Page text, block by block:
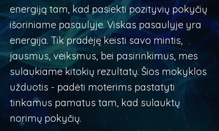
energiją tam, kad pasiekti pozityvių pokyčių
išoriniame pasaulyje. Viskas pasaulyje yra
energija. Tik pradėję keisti savo mintis,
jausmus, veiksmus, bei pasirinkimus, mes
sulaukiame kitokių rezultatų. Šios mokyklos
užduotis - padėti moterims pastatyti
tinkamus pamatus tam, kad sulauktų
norimų pokyčių.